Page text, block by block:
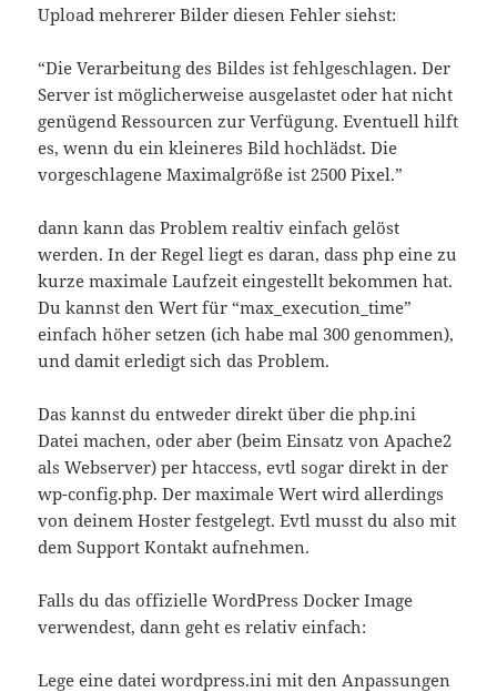
Upload mehrerer Bilder diesen Fehler siehst:
“Die Verarbeitung des Bildes ist fehlgeschlagen. Der
Server ist möglicherweise ausgelastet oder hat nicht
genügend Ressourcen zur Verfügung. Eventuell hilft
es, wenn du ein kleineres Bild hochlädst. Die
vorgeschlagene Maximalgröße ist 2500 Pixel.”
dann kann das Problem realtiv einfach gelöst
werden. In der Regel liegt es daran, dass php eine zu
kurze maximale Laufzeit eingestellt bekommen hat.
Du kannst den Wert für “max_execution_time”
einfach höher setzen (ich habe mal 300 genommen),
und damit erledigt sich das Problem.
Das kannst du entweder direkt über die php.ini
Datei machen, oder aber (beim Einsatz von Apache2
als Webserver) per htaccess, evtl sogar direkt in der
wp-config.php. Der maximale Wert wird allerdings
von deinem Hoster festgelegt. Evtl musst du also mit
dem Support Kontakt aufnehmen.
Falls du das offizielle WordPress Docker Image
verwendest, dann geht es relativ einfach:
Lege eine datei wordpress.ini mit den Anpassungen